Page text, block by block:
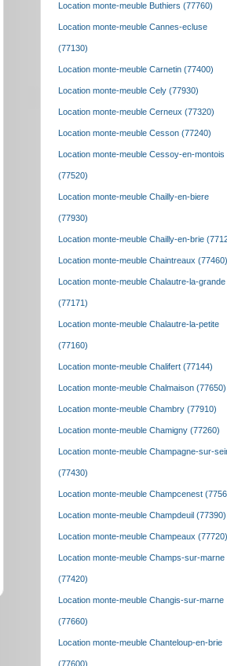
Location monte-meuble Buthiers (77760)
Location monte-meuble Cannes-ecluse
(77130)
Location monte-meuble Carnetin (77400)
Location monte-meuble Cely (77930)
Location monte-meuble Cerneux (77320)
Location monte-meuble Cesson (77240)
Location monte-meuble Cessoy-en-montois
(77520)
Location monte-meuble Chailly-en-biere
(77930)
Location monte-meuble Chailly-en-brie
Location monte-meuble Chaintreaux (77460)
Location monte-meuble Chalautre-la-grande
(77171)
Location monte-meuble Chalautre-la-petite
(77160)
Location monte-meuble Chalifert (77144)
Location monte-meuble Chalmaison (77650)
Location monte-meuble Chambry (77910)
Location monte-meuble Chamigny (77260)
Location monte-meuble Champagne-sur-
(77430)
Location monte-meuble Champcenest
Location monte-meuble Champdeuil (77390)
Location monte-meuble Champeaux (77720)
Location monte-meuble Champs-sur-marne
(77420)
Location monte-meuble Changis-sur-marne
(77660)
Location monte-meuble Chanteloup-en-brie
(77600)